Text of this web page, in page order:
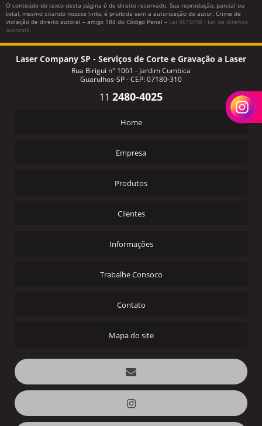
O conteúdo do texto desta página é de direito reservado. Sua reprodução, parcial ou
total, mesmo citando nossos links, é proibida sem a autorização do autor. Crime de
violação de direito autoral – artigo 184 do Código Penal – Lei 9610/98 - Lei de direitos
autorais.
Laser Company SP - Serviços de Corte e Gravação a Laser
Rua Birigui n° 1061 - Jardim Cumbica
Guarulhos-SP - CEP: 07180-310
11 2480-4025
Home
Empresa
Produtos
Clientes
Informações
Trabalhe Consoco
Contato
Mapa do site